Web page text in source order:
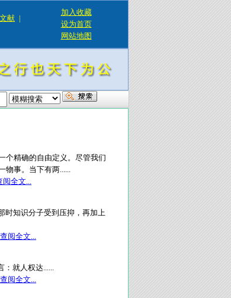
献 |
加入收藏
设为首页
网站地图
个精确的自由定义。尽管我们
物事。当下有两......
阅全文...
时知识分子受到压抑，再加上
查阅全文...
就人权达......
查阅全文...